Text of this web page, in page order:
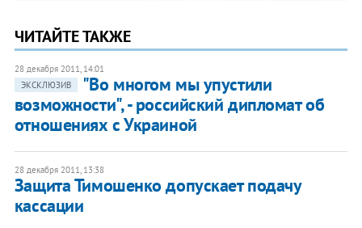
ЧИТАЙТЕ ТАКЖЕ
28 декабря 2011, 14:01
ЭКСКЛЮЗИВ
"Во многом мы упустили
возможности", - российский дипломат об
отношениях с Украиной
28 декабря 2011, 13:38
Защита Тимошенко допускает подачу
кассации